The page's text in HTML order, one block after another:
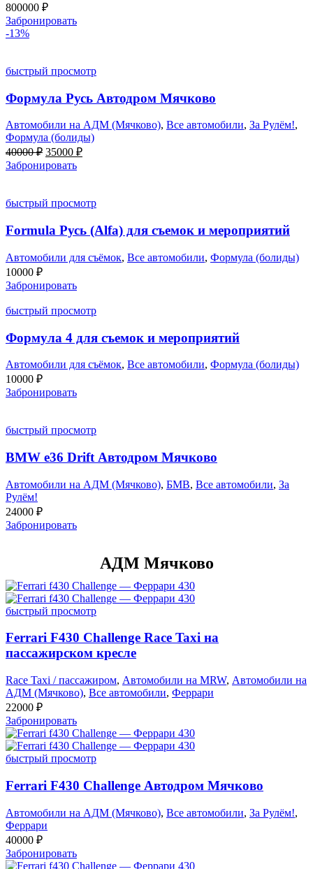
800000 ₽
Забронировать
-13%
быстрый просмотр
Формула Русь Автодром Мячково
Автомобили на АДМ (Мячково), Все автомобили, За Рулём!,
Формула (болиды)
40000₽ Первоначальная
цена
составляла
35000 ₽Текущая
Забронировать
быстрый просмотр
Formula Русь (Alfa) для съемок и мероприятий
Автомобили для съёмок, Все автомобили, Формула (болиды)
10000 ₽
Забронировать
быстрый просмотр
Формула 4 для съемок и мероприятий
Автомобили для съёмок, Все автомобили, Формула (болиды)
10000 ₽
Забронировать
быстрый просмотр
BMW e36 Drift Автодром Мячково
Автомобили на АДМ (Мячково), БМВ, Все автомобили, За
Рулём!
24000 ₽
Забронировать
АДМ Мячково
быстрый просмотр
Ferrari F430 Challenge Race Taxi на
пассажирском кресле
Race Taxi / пассажиром, Автомобили на MRW, Автомобили на
АДМ (Мячково), Все автомобили, Феррари
22000 ₽
Забронировать
быстрый просмотр
Ferrari F430 Challenge Автодром Мячково
Автомобили на АДМ (Мячково), Все автомобили, За Рулём!,
Феррари
40000 ₽
Забронировать